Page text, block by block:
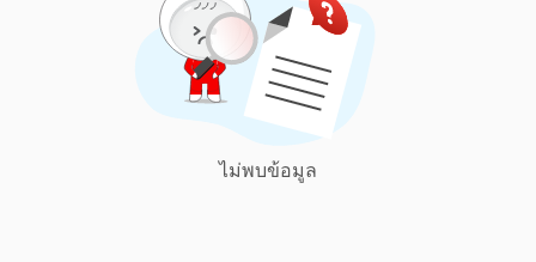
ไม่พบข้อมูล